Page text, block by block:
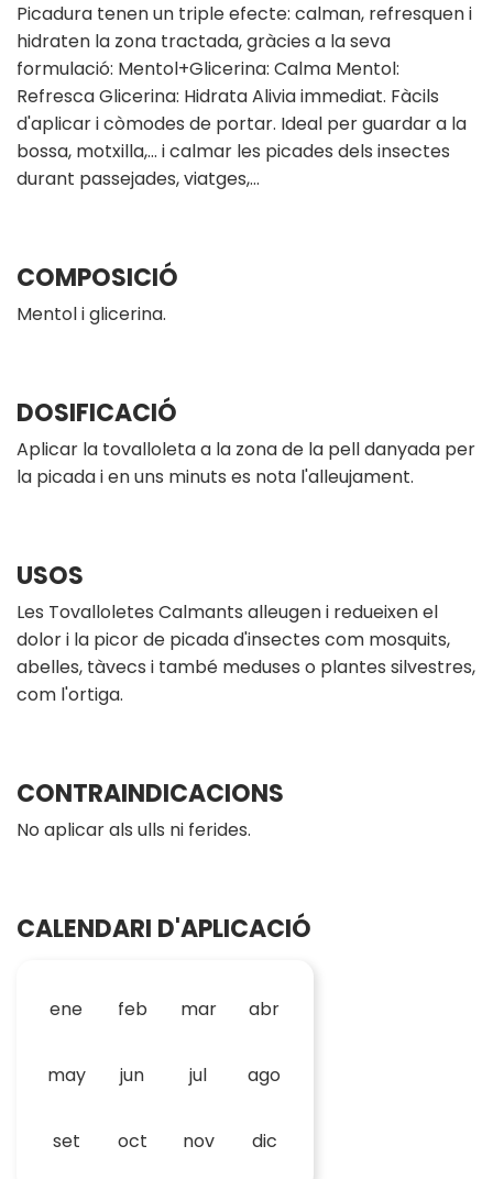
Picadura tenen un triple efecte: calman, refresquen i
hidraten la zona tractada, gràcies a la seva
formulació: Mentol+Glicerina: Calma Mentol:
Refresca Glicerina: Hidrata Alivia immediat. Fàcils
d'aplicar i còmodes de portar. Ideal per guardar a la
bossa, motxilla,… i calmar les picades dels insectes
durant passejades, viatges,…
COMPOSICIÓ
Mentol i glicerina.
DOSIFICACIÓ
Aplicar la tovalloleta a la zona de la pell danyada per
la picada i en uns minuts es nota l'alleujament.
USOS
Les Tovalloletes Calmants alleugen i redueixen el
dolor i la picor de picada d'insectes com mosquits,
abelles, tàvecs i també meduses o plantes silvestres,
com l'ortiga.
CONTRAINDICACIONS
No aplicar als ulls ni ferides.
CALENDARI D'APLICACIÓ
ene feb mar abr
may jun jul ago
set oct nov dic